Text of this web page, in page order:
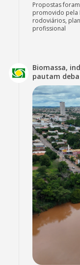
Propostas
promovido pela
rodoviários,
profissional
Biomassa,
pautam